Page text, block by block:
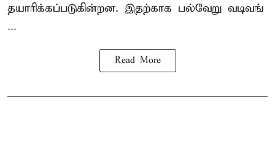
தயாரிக்கப்படுகின்றன. இதற்காக பல்வேறு வடிவங்
...
Read More